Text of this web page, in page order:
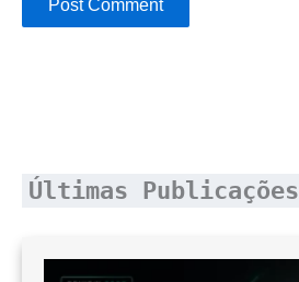
Últimas Publicações